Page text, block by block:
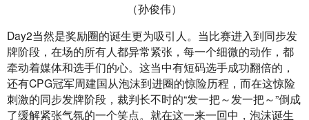
（孙俊伟）
Day2当然是奖励圈的诞生更为吸引人。当比赛进入到同步发
牌阶段，在场的所有人都异常紧张，每一个细微的动作，都
牵动着媒体和选手们的心。这当中有短码选手成功翻倍的，
还有CPG冠军周建国从泡沫到进圈的惊险历程，而在这惊险
刺激的同步发牌阶段，裁判长不时的“发一把～发一把～”倒成
了缓解紧张气氛的一个笑点。就在这一来一回中，泡沫诞生